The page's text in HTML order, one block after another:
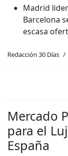
Madrid
Barcelona
escasa
Redacción 30 Días
Mercado
para el
España